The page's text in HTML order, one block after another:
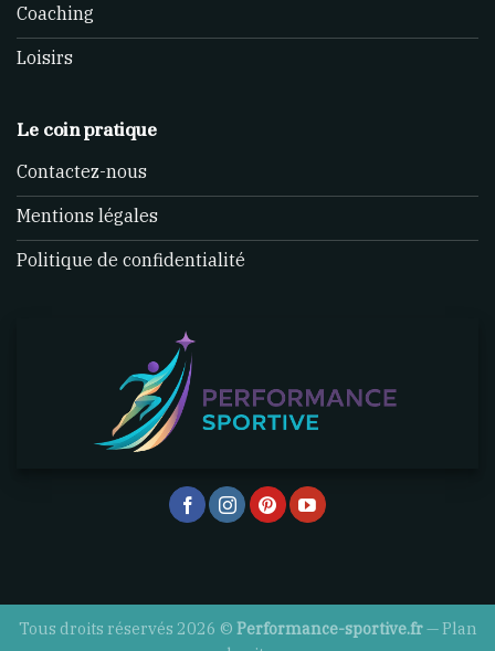
Coaching
Loisirs
Le coin pratique
Contactez-nous
Mentions légales
Politique de confidentialité
Tous droits réservés 2026 © Performance-sportive.fr—Plan